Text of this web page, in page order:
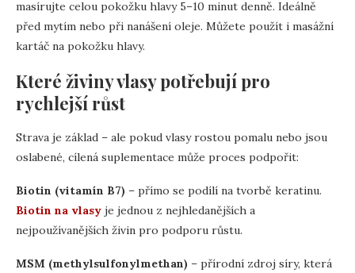
masírujte celou pokožku hlavy 5–10 minut denně. Ideálně
před mytím nebo při nanášení oleje. Můžete použít i masážní
kartáč na pokožku hlavy.
Které živiny vlasy potřebují pro
rychlejší růst
Strava je základ – ale pokud vlasy rostou pomalu nebo jsou
oslabené, cílená suplementace může proces podpořit:
Biotin (vitamín B7) – přímo se podílí na tvorbě keratinu.
Biotin na vlasy je jednou z nejhledanějších a
nejpoužívanějších živin pro podporu růstu.
MSM (methylsulfonylmethan) – přírodní zdroj síry, která